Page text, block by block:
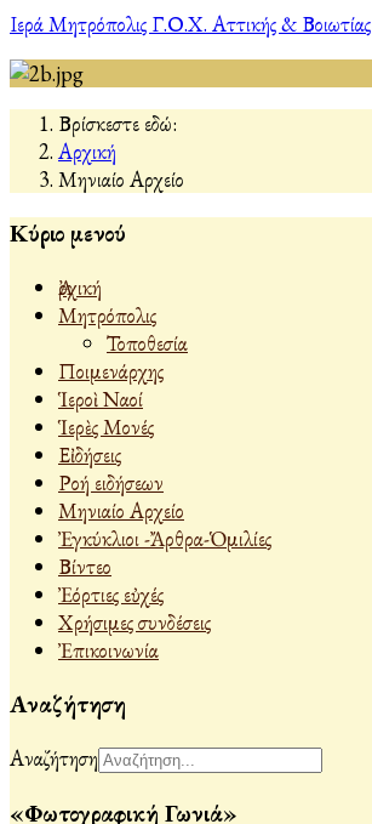
Ιερά Μητρόπολις Γ.Ο.Χ. Αττικής & Βοιωτίας
Βρίσκεστε εδώ:
Αρχική
Μηνιαίο Αρχείο
Κύριο μενού
Ἀρχική
Μητρόπολις
Τοποθεσία
Ποιμενάρχης
Ἱεροὶ Ναοί
Ἱερὲς Μονές
Εἰδήσεις
Ροή ειδήσεων
Μηνιαίο Αρχείο
Ἐγκύκλιοι -Ἄρθρα-Ὁμιλίες
Βίντεο
Ἐόρτιες εὐχές
Χρήσιμες συνδέσεις
Ἐπικοινωνία
Αναζήτηση
Αναζήτηση
«Φωτογραφική Γωνιά»